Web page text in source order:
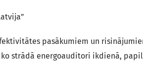
pasākumiem un
strādā energoauditori ikdienā,